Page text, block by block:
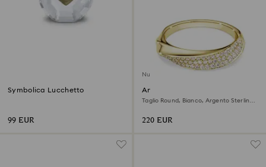
Symbolica Lucchetto
99 EUR
Nuovo
Anello a fascia Swarovski
Classica
Taglio Round, Bianco, Argento Sterling,
220 EUR